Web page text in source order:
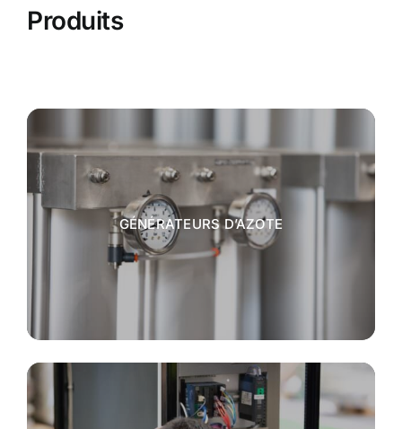
Produits
GÉNÉRATEURS D’AZOTE